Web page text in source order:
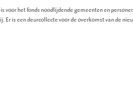
voor het fonds noodlijdende gemeenten en
Er is een deurcollecte voor de overkomst van de